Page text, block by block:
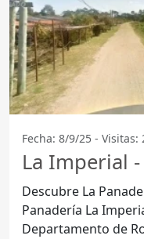
Fecha: 8/9/25 - Visitas:
La Imperial
Descubre La
Panadería La
Departamento de